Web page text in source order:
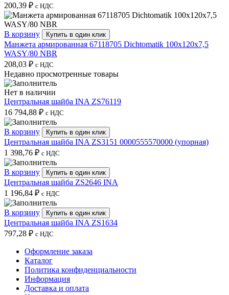
200,39 ₽ с НДС
В корзину Купить в один клик
Манжета армированная 67118705 Dichtomatik 100x120x7,5
WASY/80 NBR
208,03 ₽ с НДС
Недавно просмотренные товары
Нет в наличии
Центральная шайба INA ZS76119
16 794,88 ₽ с НДС
В корзину Купить в один клик
Центральная шайба INA ZS3151 0000555570000 (упорная)
1 398,76 ₽ с НДС
В корзину Купить в один клик
Центральная шайба ZS2646 INA
1 196,84 ₽ с НДС
В корзину Купить в один клик
Центральная шайба INA ZS1634
797,28 ₽ с НДС
Оформление заказа
Каталог
Политика конфиденциальности
Информация
Доставка и оплата